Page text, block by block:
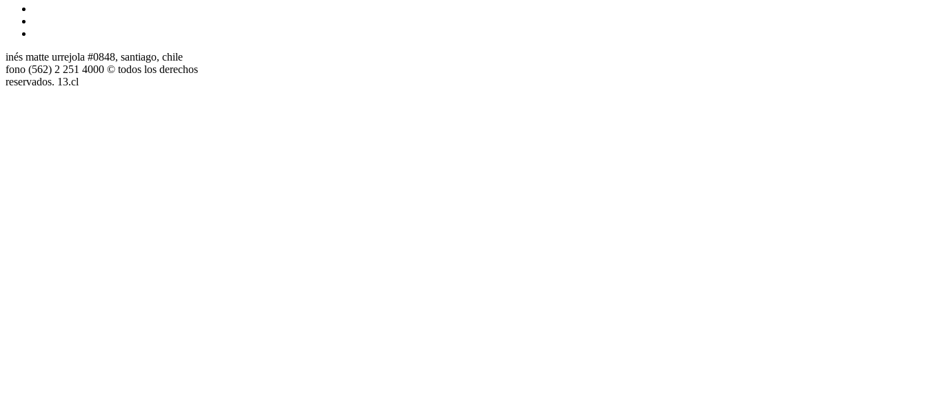
inés matte urrejola #0848, santiago, chile
fono (562) 2 251 4000 © todos los derechos
reservados. 13.cl